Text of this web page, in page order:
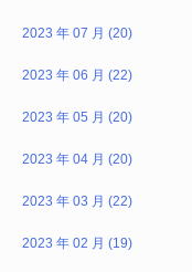
2023 年 07 月 (20)
2023 年 06 月 (22)
2023 年 05 月 (20)
2023 年 04 月 (20)
2023 年 03 月 (22)
2023 年 02 月 (19)